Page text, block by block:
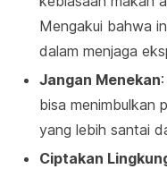
Mengakui bahwa
dalam menjaga
Jangan Menekan
bisa menimbulkan
yang lebih santai
Ciptakan